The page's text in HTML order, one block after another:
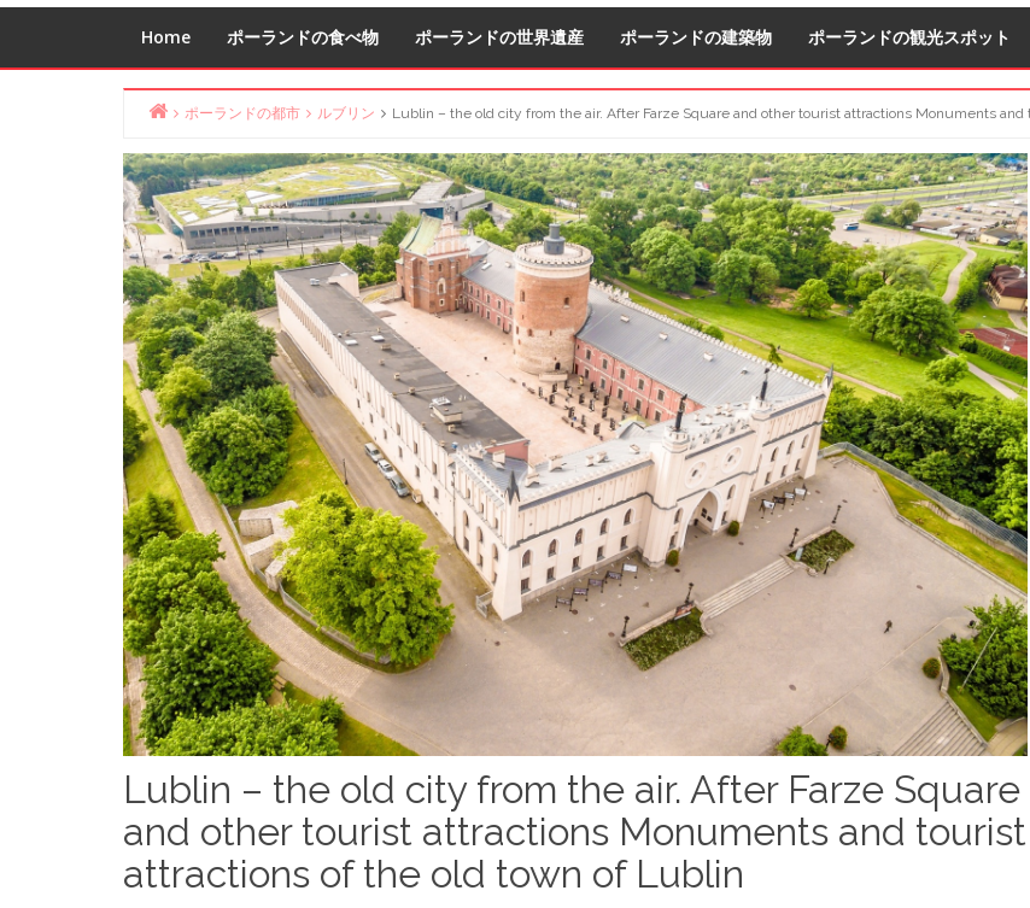
Home ポーランドの食べ物 ポーランドの世界遺産 ポーランドの建築物 ポーランドの観光スポット
ポーランドの都市 ルブリン Lublin – the old city from the air. After Farze Square and other tourist attractions Monuments
Lublin – the old city from the air. After Farze Square
and other tourist attractions Monuments and tourist
attractions of the old town of Lublin